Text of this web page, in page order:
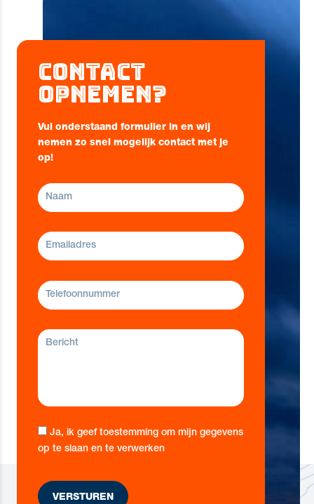
Contact
opnemen?
Vul onderstaand formulier in en wij
nemen zo snel mogelijk contact met je
op!
Ja, ik geef toestemming om mijn gegevens
op te slaan en te verwerken